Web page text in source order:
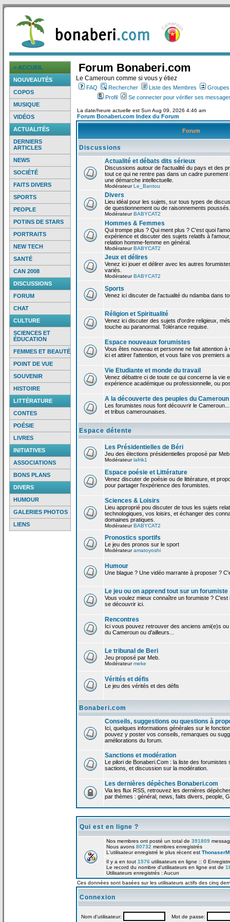
> ACCUEIL
NOUVEAUTÉS
COPOS
MUSIQUE
VIDÉOS
ACTUALITÉS
DERNIERS
ARTICLES
NEWS
SOCIÉTÉ
FAITS DIVERS
SPORTS
PEOPLE
POTINS DE STARS
PORTRAITS
NEW TECH
SANTÉ
CAN 2008
DISCUSSIONS
FORUM
CHAT
CULTURE
SCIENCES ET
ÉDUCATION
FEMMES ET BEAUTÉ
POINT DE VUE
SOUVENIR
HISTOIRE
LITTÉRATURE
CONTES
POÉSIE
LIVRES
INITIATIVES
ASSOCIATIONS
BONS PLANS
DIVERS
HUMOUR
GALERIES PHOTOS
LIENS
Forum Bonaberi.com
Le Cameroun comme si vous y étiez
FAQ Rechercher Liste des Membres
Profil
Se connecter pour vérifier ses
La date/heure actuelle est Sun Aug 09, 2026 4:46 am
Forum Bonaberi.com Index du Forum
Forum
Discussions
Actualité et débats dits sérieux
Discussions autour de l'actualité du pays et des
tout ce qui ne rentre pas dans un cadre
une démarche intellectuelle.
ModérateurLe_Bantou
Divers
Lieu idéal pour les sujets, sur tous types de
de questionnement ou de raisonnements
ModérateurBABYCAT2
Hommes & Femmes
Qui trompe plus ? Qui ment plus ? C'est quoi
expérience et discuter des sujets relatifs à
relation homme-femme en général.
ModérateurBABYCAT2
Jeux et délires
Venez ici jouer et délirer avec les autres
variés.
ModérateurBABYCAT2
Sports
Venez ici discuter de l'actualité du ndamba dans
Réligion et Spiritualité
Venez ici discuter des sujets d'ordre religieux,
touche au paranormal. Tolérance requise.
Espace nouveaux forumistes
Vous êtes nouveau et personne ne fait attention
ici et attirer l'attention, et vous faire vos premiers
Vie Etudiante et monde du travail
Venez débattre ci de toute ce qui concerne la vie
expérience académique ou professionnelle, ou
A la découverte des peuples du Cameroun
Les forumistes nous font découvrir le
et tribus camerounaises.
Espace détente
Les Présidentielles de Béri
Jeu des élections présidentielles proposé par Meb
Modérateurlafrik1
Espace poésie et Littérature
Venez discuter de poésie ou de littérature, et
pour partager l'expérience des forumistes.
Sciences & Loisirs
Lieu approprié pou discuter de tous les sujets
technologiques, vos loisirs, et échanger des
domaines pratiques.
ModérateurBABYCAT2
Pronostics sportifs
Le jeu des pronos sur le sport
Modérateuramatoyoshi
Humour
Une blague ? Une vidéo marrante à proposer ?
Le jeu ou on apprend tout sur un forumiste
Vous voulez mieux connaître un forumiste ? C'est
se découvrir ici.
Rencontres
Ici vous pouvez retrouver des anciens ami(e)s
du Cameroun ou d'ailleurs...
Le tribunal de Beri
Jeu proposé par Meb.
Modérateurmeke
Vérités et défis
Le jeu des vérités et des défis
Bonaberi.com
Conseils, suggestions ou questions à
Ici, quelques informations générales sur le
pouvez y poster vos conseils, remarques ou
améliorations du forum.
Sanctions et modération
Le pilori de Bonaberi.Com : la liste des
sactions, et discussion sur la modération.
Les dernières dépèches Bonaberi.com
Via les flux RSS, retrouvez les dernières
par thèmes : général, news, faits divers, people,
Qui est en ligne ?
Nos membres ont posté un total de 391809
Nous avons 80732 membres enregistrés
L'utilisateur enregistré le plus récent est
Il y a en tout 1576 utilisateurs en ligne :: 0
Le record du nombre d'utilisateurs en ligne est de
Utilisateurs enregistrés : Aucun
Ces données sont basées sur les utilisateurs actifs des cinq
Connexion
Nom d'utilisateur: Mot de passe: